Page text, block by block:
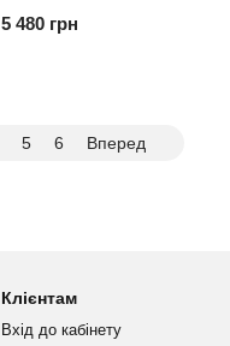
5 480 грн
5 6 Вперед
Клієнтам
Вхід до кабінету